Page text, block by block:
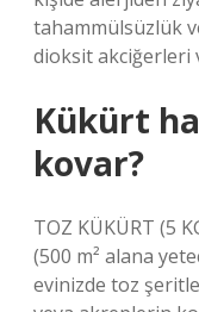
tahammülsüzlük
dioksit akciğerleri
Kükürt
kovar?
TOZ KÜKÜRT (5
(500 m² alana
evinizde toz